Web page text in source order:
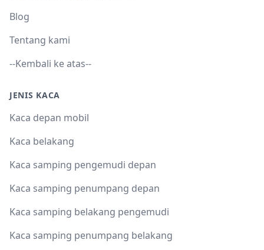
Blog
Tentang kami
--Kembali ke atas--
JENIS KACA
Kaca depan mobil
Kaca belakang
Kaca samping pengemudi depan
Kaca samping penumpang depan
Kaca samping belakang pengemudi
Kaca samping penumpang belakang